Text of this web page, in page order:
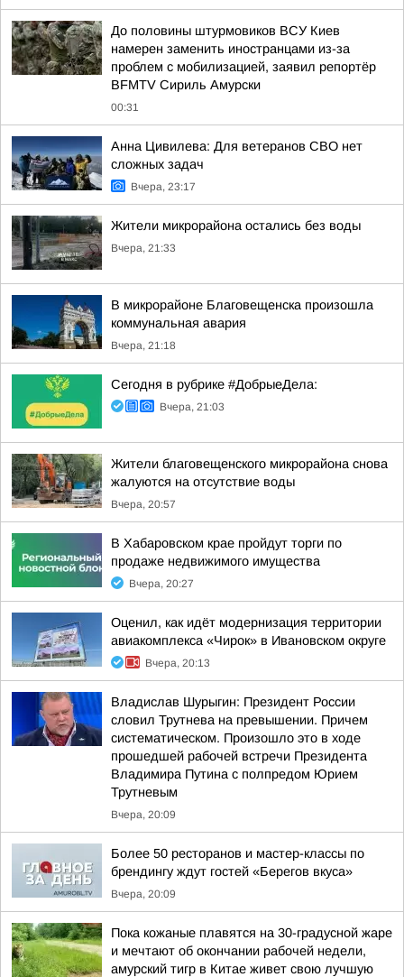
До половины штурмовиков ВСУ Киев
намерен заменить иностранцами из-за
проблем с мобилизацией, заявил репортёр
BFMTV Сириль Амурски
00:31
Анна Цивилева: Для ветеранов СВО нет
сложных задач
Вчера, 23:17
Жители микрорайона остались без воды
Вчера, 21:33
В микрорайоне Благовещенска произошла
коммунальная авария
Вчера, 21:18
Сегодня в рубрике #ДобрыеДела:
Вчера, 21:03
Жители благовещенского микрорайона снова
жалуются на отсутствие воды
Вчера, 20:57
В Хабаровском крае пройдут торги по
продаже недвижимого имущества
Вчера, 20:27
Оценил, как идёт модернизация территории
авиакомплекса «Чирок» в Ивановском округе
Вчера, 20:13
Владислав Шурыгин: Президент России
словил Трутнева на превышении. Причем
систематическом. Произошло это в ходе
прошедшей рабочей встречи Президента
Владимира Путина с полпредом Юрием
Трутневым
Вчера, 20:09
Более 50 ресторанов и мастер-классы по
брендингу ждут гостей «Берегов вкуса»
Вчера, 20:09
Пока кожаные плавятся на 30-градусной жаре
и мечтают об окончании рабочей недели,
амурский тигр в Китае живет свою лучшую